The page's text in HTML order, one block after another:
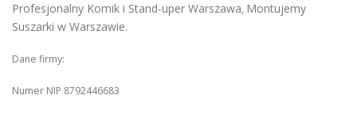
Profesjonalny Komik i Stand-uper Warszawa, Montujemy
Suszarki w Warszawie.
Dane firmy:
Numer NIP 8792446683